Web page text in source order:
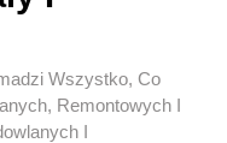
Wszystko, Co
Remontowych I
I